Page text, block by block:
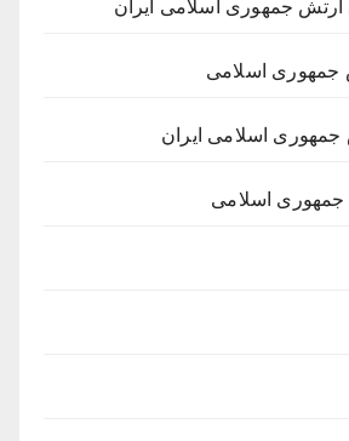
ارتش جمهوری اسلامی ایران
جمهوری اسلامی
اسلامی ایران
جمهوری اسلامی